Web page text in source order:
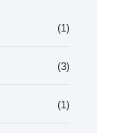
(1)
(3)
(1)